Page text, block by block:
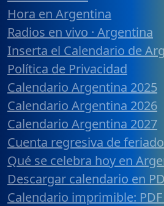
Hora en Argentina
Radios en vivo · Argentina
Inserta el Calendario de
Política de Privacidad
Calendario Argentina 2025
Calendario Argentina 2026
Calendario Argentina 2027
Cuenta regresiva de
Qué se celebra hoy en
Descargar calendario en
Calendario imprimible: